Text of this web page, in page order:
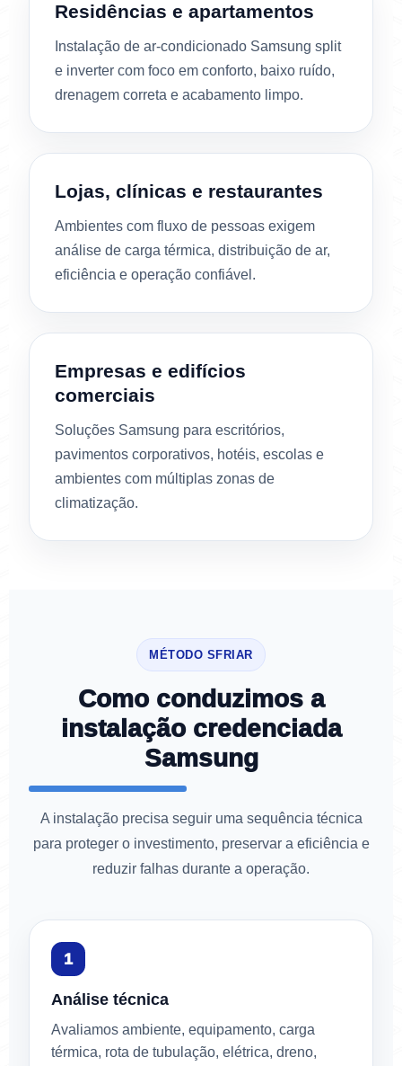
Residências e apartamentos
Instalação de ar-condicionado Samsung split
e inverter com foco em conforto, baixo ruído,
drenagem correta e acabamento limpo.
Lojas, clínicas e restaurantes
Ambientes com fluxo de pessoas exigem
análise de carga térmica, distribuição de ar,
eficiência e operação confiável.
Empresas e edifícios
comerciais
Soluções Samsung para escritórios,
pavimentos corporativos, hotéis, escolas e
ambientes com múltiplas zonas de
climatização.
MÉTODO SFRIAR
Como conduzimos a
instalação credenciada
Samsung
A instalação precisa seguir uma sequência técnica
para proteger o investimento, preservar a eficiência e
reduzir falhas durante a operação.
Análise técnica
Avaliamos ambiente, equipamento, carga
térmica, rota de tubulação, elétrica, dreno,